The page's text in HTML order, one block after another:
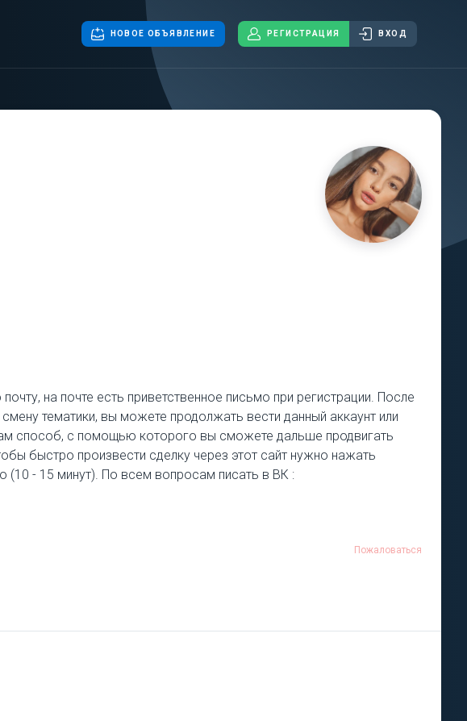
НОВОЕ ОБЪЯВЛЕНИЕ РЕГИСТРАЦИЯ ВХОД
на почте есть приветственное письмо при регистрации. После
тематики, вы можете продолжать вести данный аккаунт или
способ, с помощью которого вы сможете дальше продвигать
быстро произвести сделку через этот сайт нужно нажать
(10 - 15 минут). По всем вопросам писать в ВК :
Пожаловаться